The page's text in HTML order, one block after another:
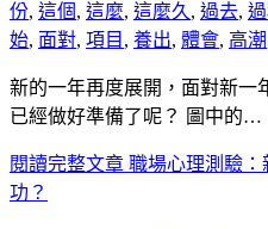
份, 這個, 這麼, 這麼久 , 過去,
始, 面對, 項目 , 養出, 體會, 高潮
新的一年再度展開，面對新一
已經做好準備了呢？ 圖中的…
閱讀完整文章 職場心理測驗
功？